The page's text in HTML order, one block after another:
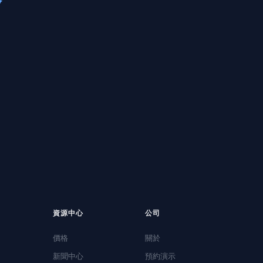
資源中心
價格
新聞中心
公司
關於
預約演示